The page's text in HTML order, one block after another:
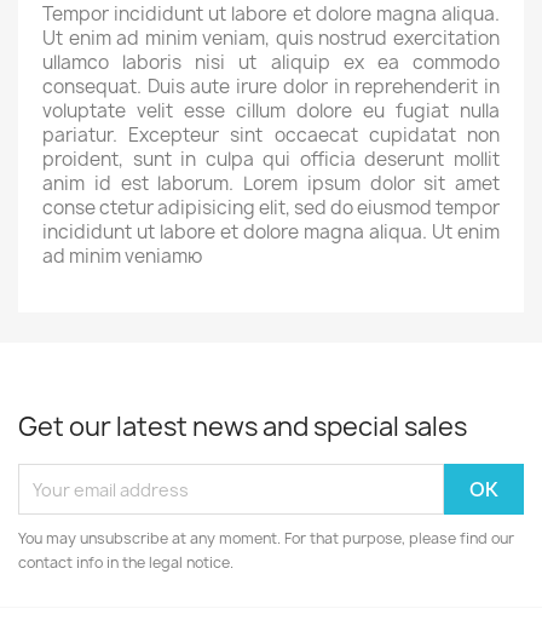
Tempor incididunt ut labore et dolore magna aliqua.
Ut enim ad minim veniam, quis nostrud exercitation
ullamco laboris nisi ut aliquip ex ea commodo
consequat. Duis aute irure dolor in reprehenderit in
voluptate velit esse cillum dolore eu fugiat nulla
pariatur. Excepteur sint occaecat cupidatat non
proident, sunt in culpa qui officia deserunt mollit
anim id est laborum. Lorem ipsum dolor sit amet
conse ctetur adipisicing elit, sed do eiusmod tempor
incididunt ut labore et dolore magna aliqua. Ut enim
ad minim veniamю
Get our latest news and special sales
You may unsubscribe at any moment. For that purpose, please find our
contact info in the legal notice.